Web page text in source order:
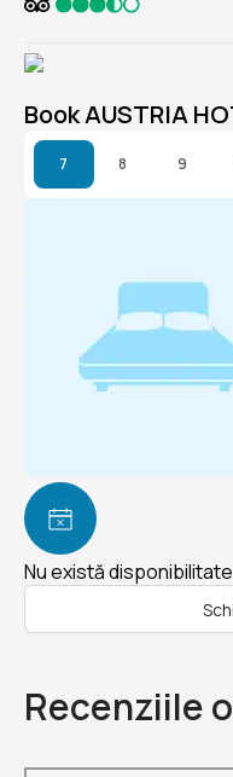
Book AUSTRIA
7 8 9
Nu există
Recenziile